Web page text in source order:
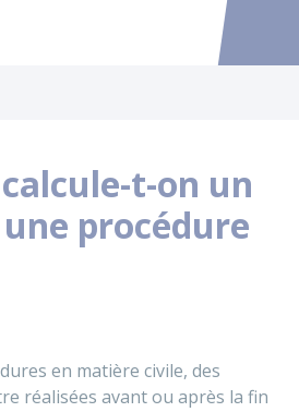
Accéder
t-on un
procédure
en matière civile, des
réalisées avant ou après la fin